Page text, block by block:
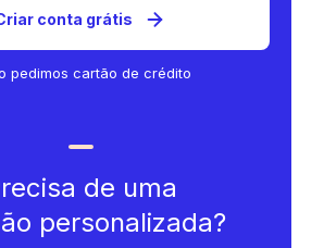
conta grátis
pedimos cartão de crédito
de uma
personalizada?